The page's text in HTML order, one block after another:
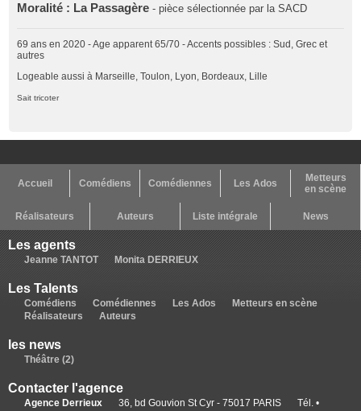
Moralité : La Passagère - pièce sélectionnée par la SACD
69 ans en 2020 - Age apparent 65/70 - Accents possibles : Sud, Grec et
autres
Logeable aussi à Marseille, Toulon, Lyon, Bordeaux, Lille
Sait tricoter
Accueil Comédiens Comédiennes Les Ados
Metteurs
en scène
Réalisateurs Auteurs Liste intégrale News
Les agents
Jeanne TANTOT Monita DERRIEUX
Les Talents
Comédiens Comédiennes Les Ados
Metteurs en scène
Réalisateurs
Auteurs
les news
Théâtre (2)
Contacter l'agence
Agence Derrieux 36, bd Gouvion St Cyr - 75017 PARIS
Tél. •